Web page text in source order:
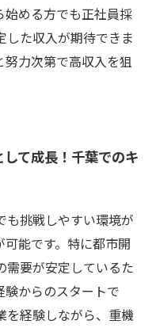
始める方でも正社員採
した収入が期待できま
力次第で高収入を狙
て成長！千葉でのキ
も挑戦しやすい環境が
能です。特に都市開
需要が安定しているた
験からのスタートで
を経験しながら、重機